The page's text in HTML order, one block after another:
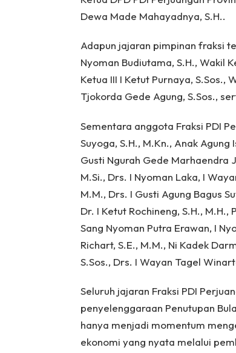
Dewa Made Mahayadnya, S.H..
Adapun jajaran pimpinan fraksi
Nyoman Budiutama, S.H., Wakil
Ketua III I Ketut Purnaya, S.Sos.,
Tjokorda Gede Agung, S.Sos.,
Sementara anggota Fraksi PDI
Suyoga, S.H., M.Kn., Anak
Gusti Ngurah Gede Marhaendra
M.Si., Drs. I Nyoman Laka, I
M.M., Drs. I Gusti Agung Bagus
Dr. I Ketut Rochineng, S.H., M.H.,
Sang Nyoman Putra Erawan, I
Richart, S.E., M.M., Ni Kadek
S.Sos., Drs. I Wayan Tagel
Seluruh jajaran Fraksi PDI
penyelenggaraan Penutupan
hanya menjadi momentum
ekonomi yang nyata melalui